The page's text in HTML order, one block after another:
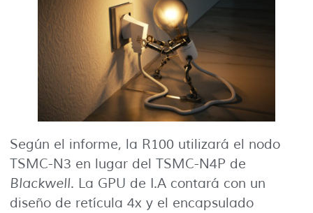
Según el informe, la R100 utilizará el nodo
TSMC-N3 en lugar del TSMC-N4P de
Blackwell. La GPU de I.A contará con un
diseño de retícula 4x y el encapsulado